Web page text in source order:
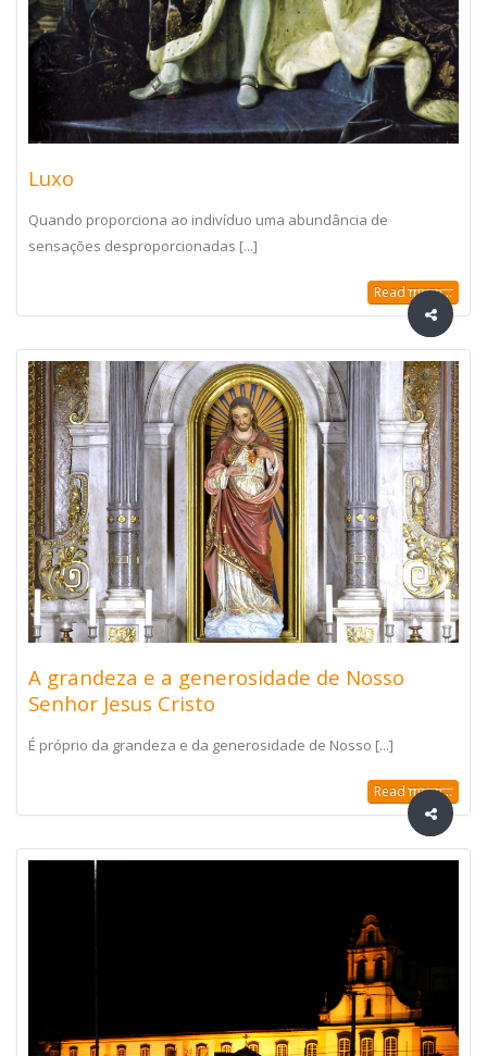
Luxo
Quando proporciona ao indivíduo uma abundância de
sensações desproporcionadas [...]
Read more...
A grandeza e a generosidade de Nosso
Senhor Jesus Cristo
É próprio da grandeza e da generosidade de Nosso [...]
Read more...